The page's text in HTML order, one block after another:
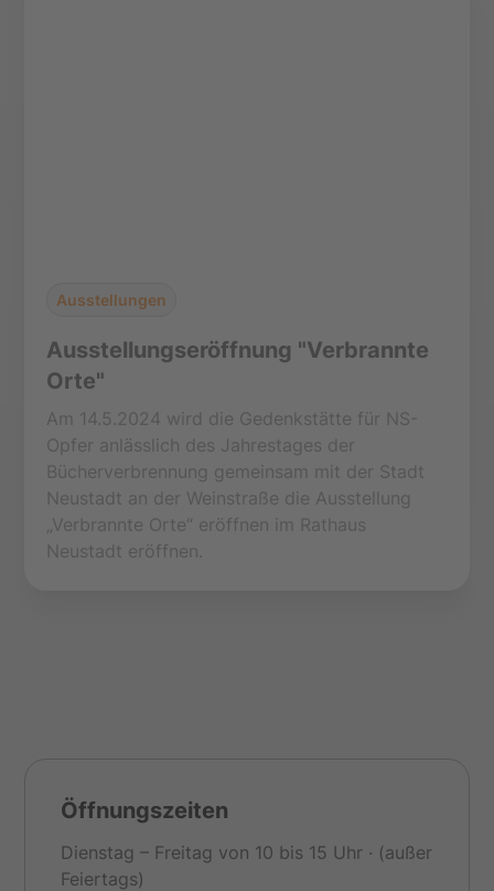
Ausstellungen
Ausstellungseröffnung "Verbrannte
Orte"
Am 14.5.2024 wird die Gedenkstätte für NS-
Opfer anlässlich des Jahrestages der
Bücherverbrennung gemeinsam mit der Stadt
Neustadt an der Weinstraße die Ausstellung
„Verbrannte Orte“ eröffnen im Rathaus
Neustadt eröffnen.
Öffnungszeiten
Dienstag – Freitag von 10 bis 15 Uhr · (außer
Feiertags)